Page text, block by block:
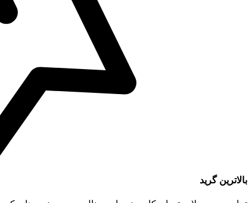
بالاترین گرید